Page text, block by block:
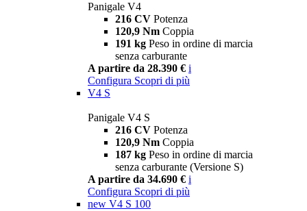
Panigale V4
216 CV Potenza
120,9 Nm Coppia
191 kg Peso in ordine di marcia
senza carburante
A partire da 28.390 € i
Configura Scopri di più
V4 S
Panigale V4 S
216 CV Potenza
120,9 Nm Coppia
187 kg Peso in ordine di marcia
senza carburante (Versione S)
A partire da 34.690 € i
Configura Scopri di più
new V4 S 100